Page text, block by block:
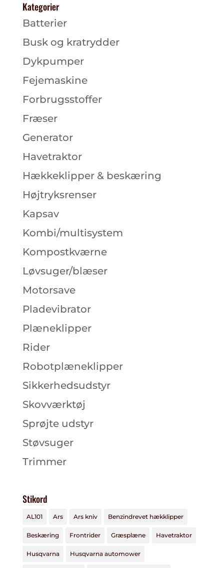
Kategorier
Batterier
Busk og kratrydder
Dykpumper
Fejemaskine
Forbrugsstoffer
Fræser
Generator
Havetraktor
Hækkeklipper & beskæring
Højtryksrenser
Kapsav
Kombi/multisystem
Kompostkværne
Løvsuger/blæser
Motorsave
Pladevibrator
Plæneklipper
Rider
Robotplæneklipper
Sikkerhedsudstyr
Skovværktøj
Sprøjte udstyr
Støvsuger
Trimmer
Stikord
AL101 Ars Ars kniv Benzindrevet hækklipper
Beskæring Frontrider Græsplæne Havetraktor
Husqvarna Husqvarna automower